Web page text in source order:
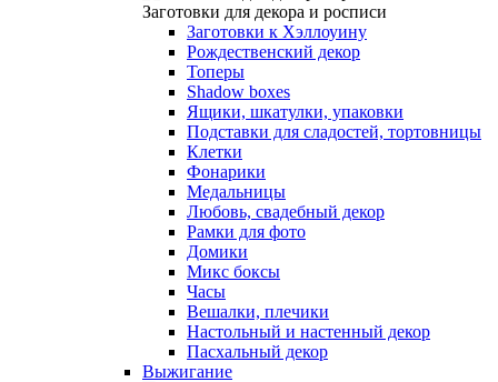
Заготовки для декора и росписи
Заготовки к Хэллоуину
Рождественский декор
Топеры
Shadow boxes
Ящики, шкатулки, упаковки
Подставки для сладостей, тортовницы
Клетки
Фонарики
Медальницы
Любовь, свадебный декор
Рамки для фото
Домики
Микс боксы
Часы
Вешалки, плечики
Настольный и настенный декор
Пасхальный декор
Выжигание